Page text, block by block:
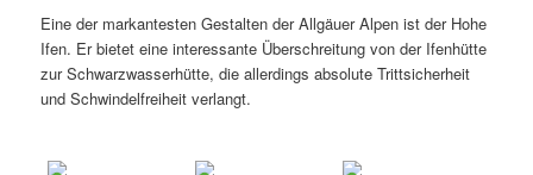
Eine der markantesten Gestalten der Allgäuer Alpen ist der Hohe
Ifen. Er bietet eine interessante Überschreitung von der Ifenhütte
zur Schwarzwasserhütte, die allerdings absolute Trittsicherheit
und Schwindelfreiheit verlangt.